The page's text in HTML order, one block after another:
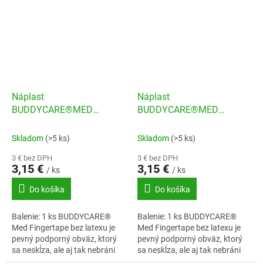
Náplast
BUDDYCARE®MED
purpur
Skladom (>5 ks)
3 € bez DPH
3,15 € / ks
Do košíka
Balenie: 1 ks BUDDYCARE®
Med Fingertape bez latexu je
pevný podporný obväz, ktorý
sa neskĺza, ale aj tak nebráni
prekrveniu.
Náplast
BUDDYCARE®MED
ružová
Skladom (>5 ks)
3 € bez DPH
3,15 € / ks
Do košíka
Balenie: 1 ks BUDDYCARE®
Med Fingertape bez latexu je
pevný podporný obväz, ktorý
sa neskĺza, ale aj tak nebráni
prekrveniu.